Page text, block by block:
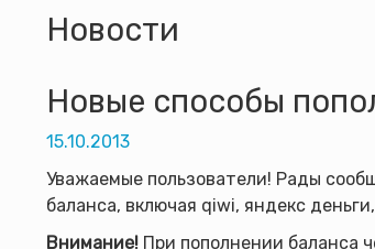
Новости
Новые способы
15.10.2013
Уважаемые пользователи! Рады
баланса, включая qiwi, яндекс
Внимание! При пополнении баланса